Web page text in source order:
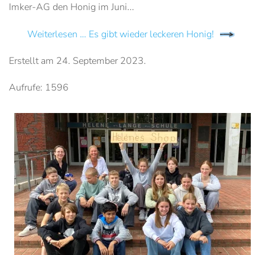
Imker-AG den Honig im Juni...
Weiterlesen … Es gibt wieder leckeren Honig!
Erstellt am 24. September 2023.
Aufrufe: 1596